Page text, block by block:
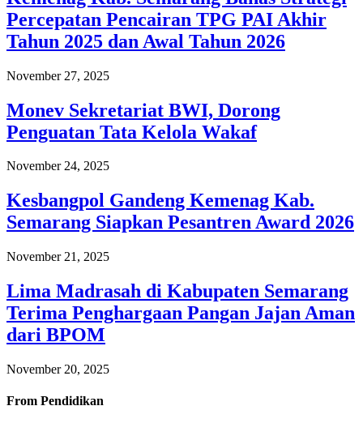
Percepatan Pencairan TPG PAI Akhir
Tahun 2025 dan Awal Tahun 2026
November 27, 2025
Monev Sekretariat BWI, Dorong
Penguatan Tata Kelola Wakaf
November 24, 2025
Kesbangpol Gandeng Kemenag Kab.
Semarang Siapkan Pesantren Award 2026
November 21, 2025
Lima Madrasah di Kabupaten Semarang
Terima Penghargaan Pangan Jajan Aman
dari BPOM
November 20, 2025
From Pendidikan